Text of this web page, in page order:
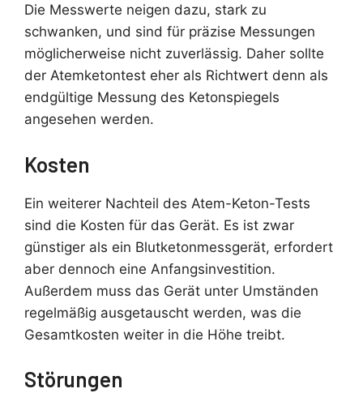
Die Messwerte neigen dazu, stark zu
schwanken, und sind für präzise Messungen
möglicherweise nicht zuverlässig. Daher sollte
der Atemketontest eher als Richtwert denn als
endgültige Messung des Ketonspiegels
angesehen werden.
Kosten
Ein weiterer Nachteil des Atem-Keton-Tests
sind die Kosten für das Gerät. Es ist zwar
günstiger als ein Blutketonmessgerät, erfordert
aber dennoch eine Anfangsinvestition.
Außerdem muss das Gerät unter Umständen
regelmäßig ausgetauscht werden, was die
Gesamtkosten weiter in die Höhe treibt.
Störungen